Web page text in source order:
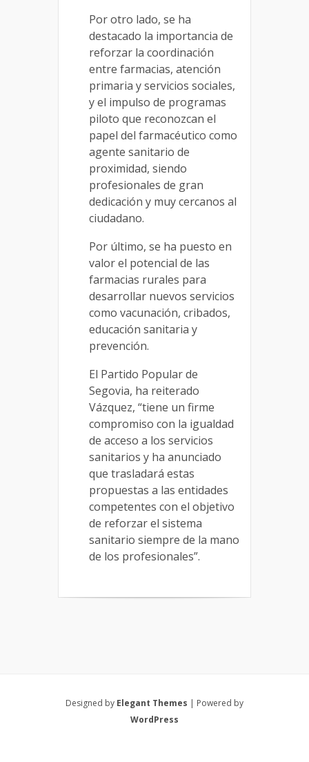
Por otro lado, se ha
destacado la importancia de
reforzar la coordinación
entre farmacias, atención
primaria y servicios sociales,
y el impulso de programas
piloto que reconozcan el
papel del farmacéutico como
agente sanitario de
proximidad, siendo
profesionales de gran
dedicación y muy cercanos al
ciudadano.
Por último, se ha puesto en
valor el potencial de las
farmacias rurales para
desarrollar nuevos servicios
como vacunación, cribados,
educación sanitaria y
prevención.
El Partido Popular de
Segovia, ha reiterado
Vázquez, “tiene un firme
compromiso con la igualdad
de acceso a los servicios
sanitarios y ha anunciado
que trasladará estas
propuestas a las entidades
competentes con el objetivo
de reforzar el sistema
sanitario siempre de la mano
de los profesionales”.
Designed by Elegant Themes | Powered by
WordPress